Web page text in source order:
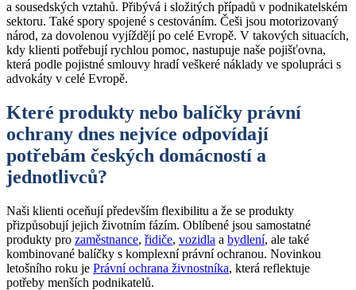
a sousedských vztahů. Přibývá i složitých případů v podnikatelském
sektoru. Také spory spojené s cestováním. Češi jsou motorizovaný
národ, za dovolenou vyjíždějí po celé Evropě. V takových situacích,
kdy klienti potřebují rychlou pomoc, nastupuje naše pojišťovna,
která podle pojistné smlouvy hradí veškeré náklady ve spolupráci s
advokáty v celé Evropě.
Které produkty nebo balíčky právní
ochrany dnes nejvíce odpovídají
potřebám českých domácností a
jednotlivců?
Naši klienti oceňují především flexibilitu a že se produkty
přizpůsobují jejich životním fázím. Oblíbené jsou samostatné
produkty pro zaměstnance, řidiče, vozidla a bydlení, ale také
kombinované balíčky s komplexní právní ochranou. Novinkou
letošního roku je Právní ochrana živnostníka, která reflektuje
potřeby menších podnikatelů.